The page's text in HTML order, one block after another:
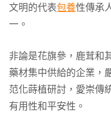
文明的代表包養性傳承
一。
非論是花旗參，鹿茸和
藥材集中供給的企業，
范化蒔植研討，愛崇傳
有用性和平安性。